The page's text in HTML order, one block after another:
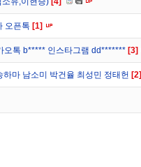
오픈톡 [1]
오톡 b***** 인스타그램 dd******* [3]
마 남소미 박건율 최성민 정태헌 [2]